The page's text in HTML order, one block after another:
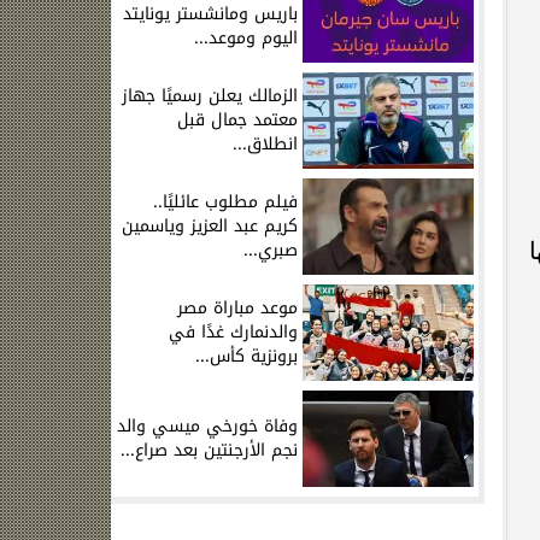
باريس ومانشستر يونايتد
اليوم وموعد...
الزمالك يعلن رسميًا جهاز
معتمد جمال قبل
انطلاق...
فيلم مطلوب عائليًا..
كريم عبد العزيز وياسمين
صبري...
موعد مباراة مصر
والدنمارك غدًا في
برونزية كأس...
وفاة خورخي ميسي والد
نجم الأرجنتين بعد صراع...